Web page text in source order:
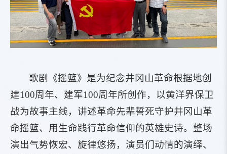
歌剧《摇篮》是为纪念井冈山革命根据地创
建100周年、建军100周年所创作，以黄洋界保卫
战为故事主线，讲述革命先辈誓死守护井冈山革
命摇篮、用生命践行革命信仰的英雄史诗。整场
演出气势恢宏、旋律悠扬，演员们动情的演绎、